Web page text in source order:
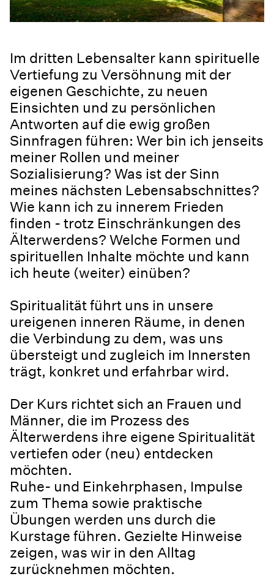
Im dritten Lebensalter kann spirituelle
Vertiefung zu Versöhnung mit der
eigenen Geschichte, zu neuen
Einsichten und zu persönlichen
Antworten auf die ewig großen
Sinnfragen führen: Wer bin ich jenseits
meiner Rollen und meiner
Sozialisierung? Was ist der Sinn
meines nächsten Lebensabschnittes?
Wie kann ich zu innerem Frieden
finden - trotz Einschränkungen des
Älterwerdens? Welche Formen und
spirituellen Inhalte möchte und kann
ich heute (weiter) einüben?
Spiritualität führt uns in unsere
ureigenen inneren Räume, in denen
die Verbindung zu dem, was uns
übersteigt und zugleich im Innersten
trägt, konkret und erfahrbar wird.
Der Kurs richtet sich an Frauen und
Männer, die im Prozess des
Älterwerdens ihre eigene Spiritualität
vertiefen oder (neu) entdecken
möchten.
Ruhe- und Einkehrphasen, Impulse
zum Thema sowie praktische
Übungen werden uns durch die
Kurstage führen. Gezielte Hinweise
zeigen, was wir in den Alltag
zurücknehmen möchten.